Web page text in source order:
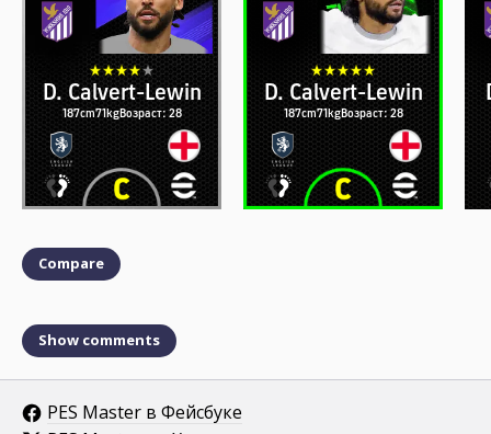
D. Calvert-Lewin
187cm71kgВозраст: 28
D. Calvert-Lewin
187cm71kgВозраст: 28
Compare
Show comments
PES Master в Фейсбуке